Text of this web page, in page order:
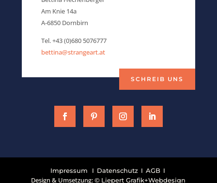
Am Knie 14a
A-6850 Dornbirn
Tel. +43 (0)680 5076777
bettina@strangeart.at
SCHREIB UNS
Impressum I DatenschutzI AGBI
Design & Umsetzung: © Liepert Grafik+Webdesign